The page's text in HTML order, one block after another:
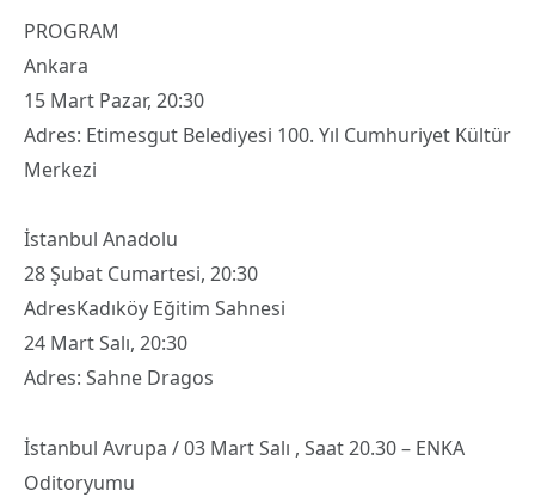
PROGRAM
Ankara
15 Mart Pazar, 20:30
Adres: Etimesgut Belediyesi 100. Yıl Cumhuriyet Kültür
Merkezi
İstanbul Anadolu
28 Şubat Cumartesi, 20:30
AdresKadıköy Eğitim Sahnesi
24 Mart Salı, 20:30
Adres: Sahne Dragos
İstanbul Avrupa / 03 Mart Salı , Saat 20.30 – ENKA
Oditoryumu